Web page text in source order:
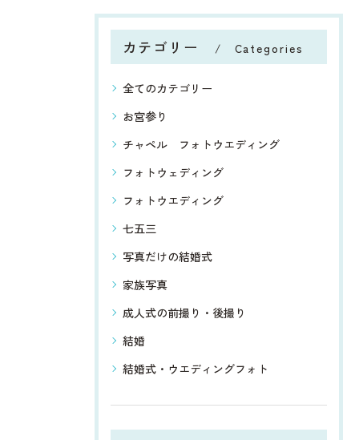
カテゴリー Categories
全てのカテゴリー
お宮参り
チャペル フォトウエディング
フォトウェディング
フォトウエディング
七五三
写真だけの結婚式
家族写真
成人式の前撮り・後撮り
結婚
結婚式・ウエディングフォト